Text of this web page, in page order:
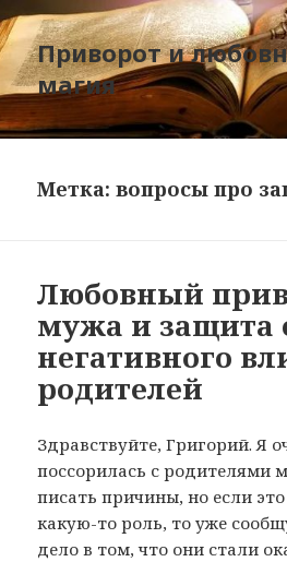
Приворот и
магия
Метка:вопросы про
Любовный
мужа и защита
негативного
родителей
Здравствуйте, Григорий. Я
поссорилась с родителями
писать причины, но если
какую-то роль, то уже
дело в том, что они стали